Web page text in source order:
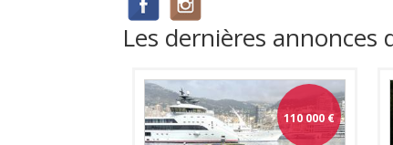
Les dernières annonces
110 000 €